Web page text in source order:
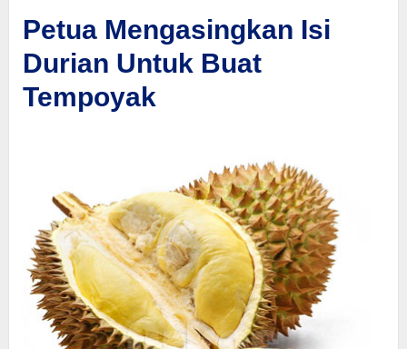
Petua Mengasingkan Isi
Durian Untuk Buat
Tempoyak